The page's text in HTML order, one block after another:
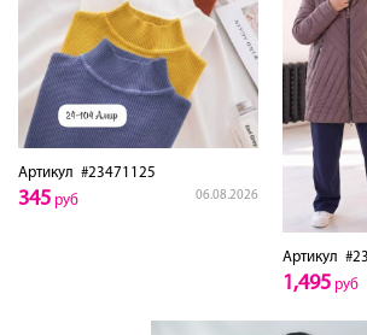
Артикул #23471125
06.08.2026
345 руб
Артикул
1,495 руб